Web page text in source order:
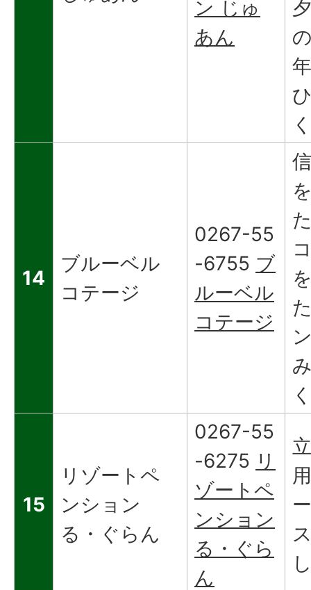
ン じゅ
あん
14
ブルーベル
コテージ
0267-55
-6755 ブ
ルーベル
コテージ
15
リゾートペ
ンション
る・ぐらん
0267-55
-6275 リ
ゾートペ
ンション
る・ぐら
ん